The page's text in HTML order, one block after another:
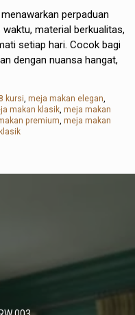
menawarkan perpaduan
material berkualitas,
setiap hari. Cocok bagi
dengan nuansa hangat,
kursi, meja makan elegan,
makan klasik, meja makan
premium, meja makan